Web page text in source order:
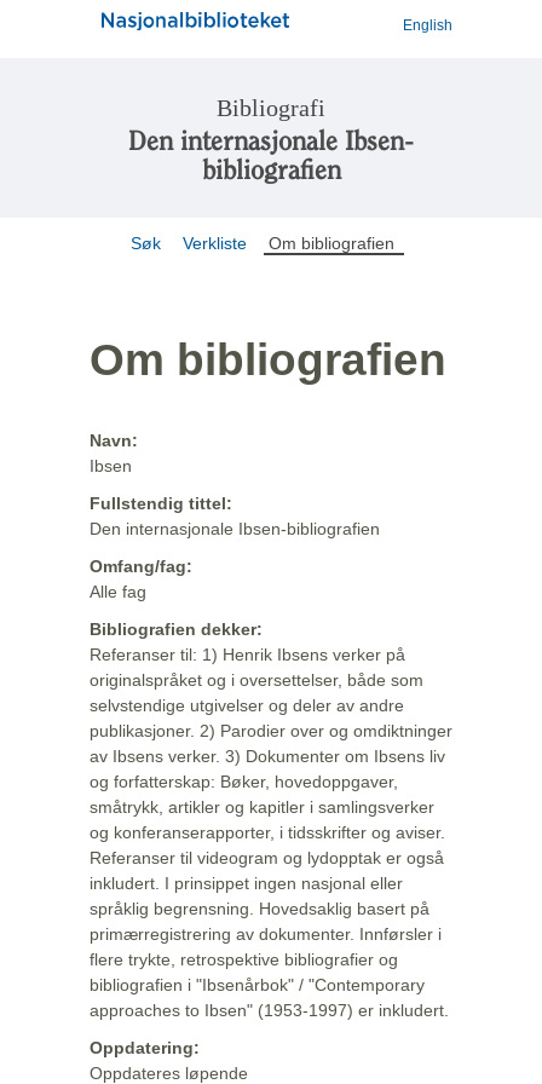
English
Bibliografi
Den internasjonale Ibsen-
bibliografien
Søk Verkliste Om bibliografien
Om bibliografien
Navn:
Ibsen
Fullstendig tittel:
Den internasjonale Ibsen-bibliografien
Omfang/fag:
Alle fag
Bibliografien dekker:
Referanser til: 1) Henrik Ibsens verker på
originalspråket og i oversettelser, både som
selvstendige utgivelser og deler av andre
publikasjoner. 2) Parodier over og omdiktninger
av Ibsens verker. 3) Dokumenter om Ibsens liv
og forfatterskap: Bøker, hovedoppgaver,
småtrykk, artikler og kapitler i samlingsverker
og konferanserapporter, i tidsskrifter og aviser.
Referanser til videogram og lydopptak er også
inkludert. I prinsippet ingen nasjonal eller
språklig begrensning. Hovedsaklig basert på
primærregistrering av dokumenter. Innførsler i
flere trykte, retrospektive bibliografier og
bibliografien i "Ibsenårbok" / "Contemporary
approaches to Ibsen" (1953-1997) er inkludert.
Oppdatering:
Oppdateres løpende